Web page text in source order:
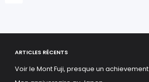
ARTICLES RÉCENTS
Voir le Mont Fuji, presque un achievement